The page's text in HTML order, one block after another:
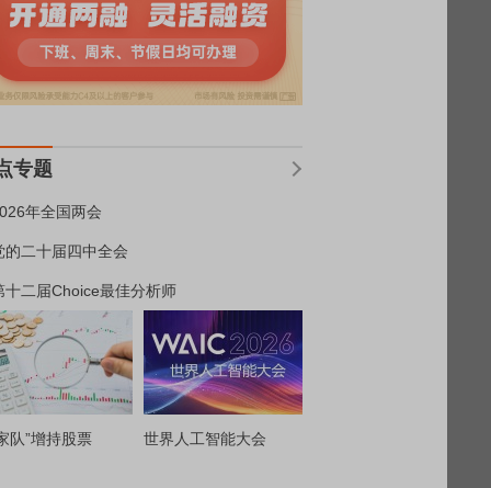
专题
年全国两会
的二十届四中全会
十二届Choice最佳分析师
队”增持股票 世界人工智能大会